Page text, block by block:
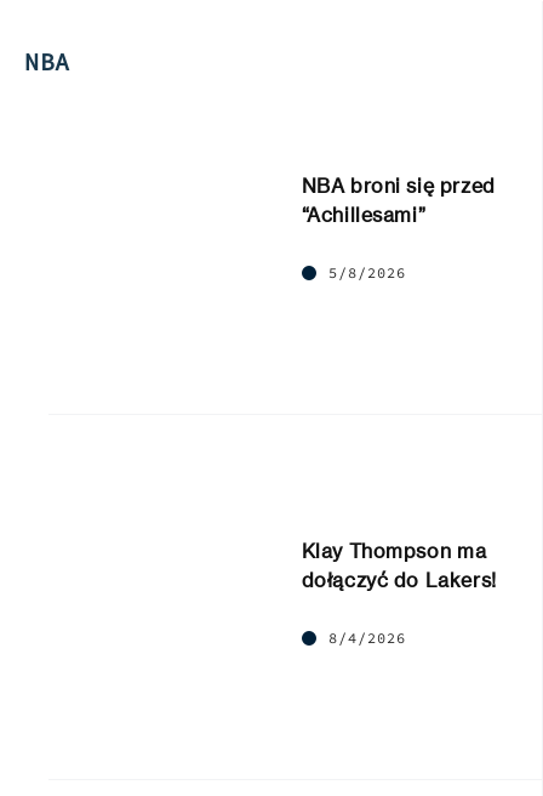
NBA
NBA broni się przed
“Achillesami”
5/8/2026
Klay Thompson ma
dołączyć do Lakers!
8/4/2026